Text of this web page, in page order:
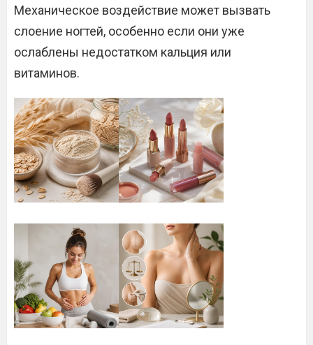
Механическое воздействие может вызвать
слоение ногтей, особенно если они уже
ослаблены недостатком кальция или
витаминов.